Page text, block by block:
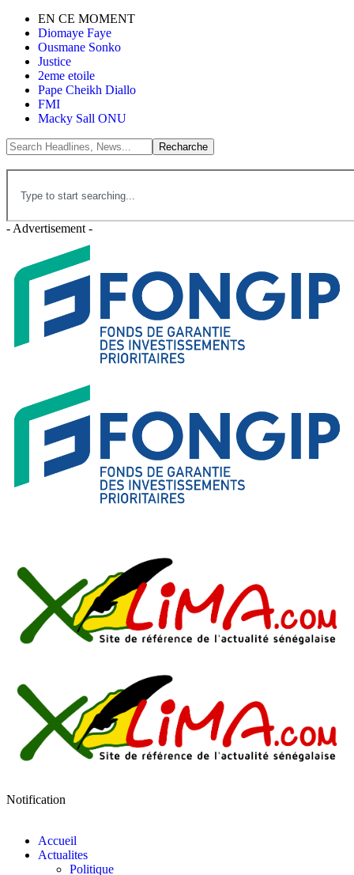
EN CE MOMENT
Diomaye Faye
Ousmane Sonko
Justice
2eme etoile
Pape Cheikh Diallo
FMI
Macky Sall ONU
- Advertisement -
Notification
Accueil
Actualites
Politique